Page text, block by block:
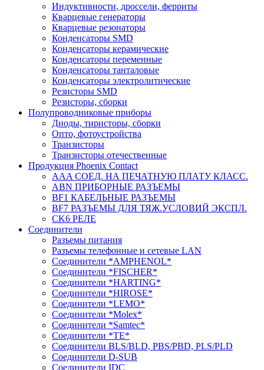
Индуктивности, дроссели, ферриты
Кварцевые генераторы
Кварцевые резонаторы
Конденсаторы SMD
Конденсаторы керамические
Конденсаторы переменные
Конденсаторы танталовые
Конденсаторы электролитические
Резисторы SMD
Резисторы, сборки
Полупроводниковые приборы
Диоды, тиристоры, сборки
Опто, фотоустройства
Транзисторы
Транзисторы отечественные
Продукция Phoenix Contact
AAA СОЕД. НА ПЕЧАТНУЮ ПЛАТУ КЛАСС.
ABN ПРИБОРНЫЕ РАЗЪЕМЫ
BF1 КАБЕЛЬНЫЕ РАЗЪЕМЫ
BF7 РАЗЪЕМЫ ДЛЯ ТЯЖ.УСЛОВИЙ ЭКСПЛ.
CK6 РЕЛЕ
Соединители
Разъемы питания
Разъемы телефонные и сетевые LAN
Соединители *AMPHENOL*
Соединители *FISCHER*
Соединители *HARTING*
Соединители *HIROSE*
Соединители *LEMO*
Соединители *Molex*
Соединители *Samtec*
Соединители *TE*
Соединители BLS/BLD, PBS/PBD, PLS/PLD
Соединители D-SUB
Соединители IDC